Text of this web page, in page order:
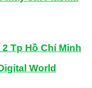
Tp Hồ Chí Minh
World